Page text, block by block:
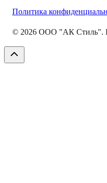
Политика
© 2026 ООО "АК Стиль".